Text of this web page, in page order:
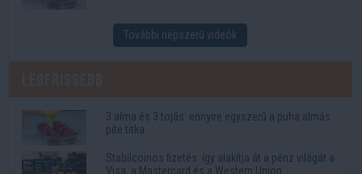
További népszerű videók
3 alma és 3 tojás: ennyire egyszerű a puha almás
pite titka
Stabilcoinos fizetés: így alakítja át a pénz világát a
Visa, a Mastercard és a Western Union